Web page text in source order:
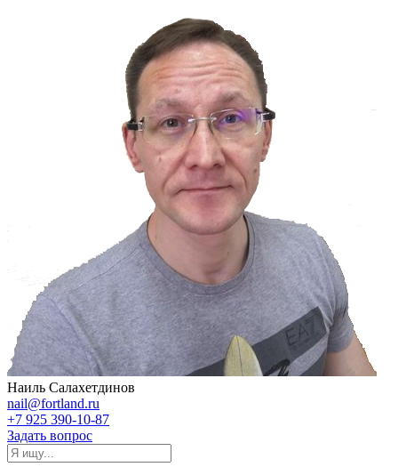
Наиль Салахетдинов
nail@fortland.ru
+7 925 390-10-87
Задать вопрос